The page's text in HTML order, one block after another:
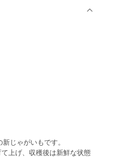
じゃがいもです。
上げ、収穫後は新鮮な状態